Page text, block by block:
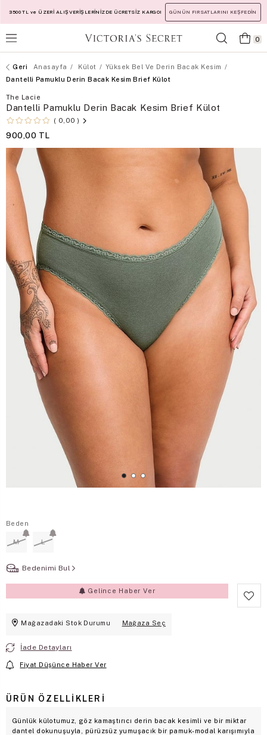
3500 TL ve ÜZERİ ALIŞVERİŞLERİNİZDE ÜCRETSİZ KARGO! GÜNÜN FIRSATLARINI KEŞFEDİN
0
Anasayfa Külot
Yüksek Bel Ve Derin Bacak Kesim
Dantelli Pamuklu Derin Bacak Kesim Brief Külot
The Lacie
Dantelli Pamuklu Derin Bacak Kesim Brief Külot
0,00
900,00 TL
Beden
M L
Bedenimi Bul
Gelince Haber Ver
Mağazadaki Stok Durumu Mağaza Seç
İade Detayları
Fiyat Düşünce Haber Ver
ÜRÜN ÖZELLIKLERI
Günlük külotumuz, göz kamaştırıcı derin bacak kesimli ve bir miktar
dantel dokunuşuyla, pürüzsüz yumuşacık bir pamuk-modal karışımıyla